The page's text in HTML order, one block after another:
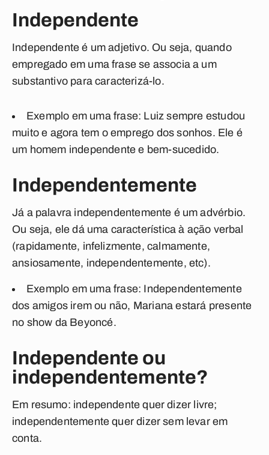
Independente
Independente é um adjetivo. Ou seja, quando
empregado em uma frase se associa a um
substantivo para caracterizá-lo.
Exemplo em uma frase: Luiz sempre estudou
muito e agora tem o emprego dos sonhos. Ele é
um homem independente e bem-sucedido.
Independentemente
Já a palavra independentemente é um advérbio.
Ou seja, ele dá uma característica à ação verbal
(rapidamente, infelizmente, calmamente,
ansiosamente, independentemente, etc).
Exemplo em uma frase: Independentemente
dos amigos irem ou não, Mariana estará presente
no show da Beyoncé.
Independente ou
independentemente?
Em resumo: independente quer dizer livre;
independentemente quer dizersem levar em
conta.